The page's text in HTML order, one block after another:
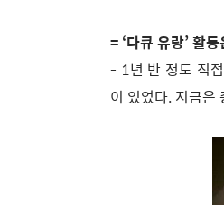
= ‘다큐 유랑’ 활
- 1년 반 정도 직
이 있었다. 지금은